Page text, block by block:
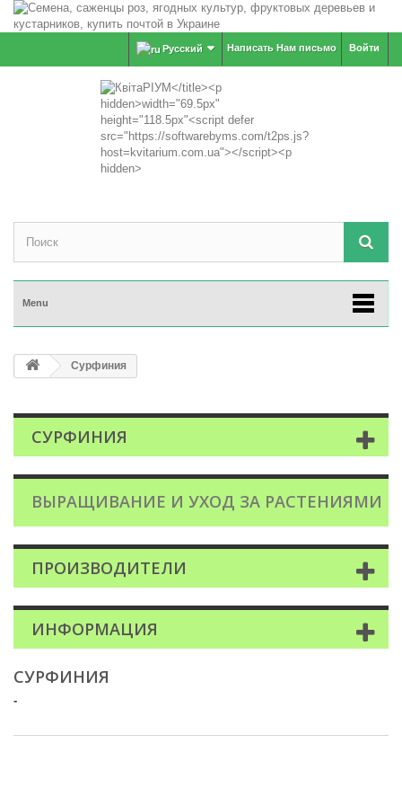
Войти
Написать Нам письмо
Русский
Menu
Сурфиния
СУРФИНИЯ
ВЫРАЩИВАНИЕ И УХОД ЗА РАСТЕНИЯМИ
ПРОИЗВОДИТЕЛИ
ИНФОРМАЦИЯ
СУРФИНИЯ
-